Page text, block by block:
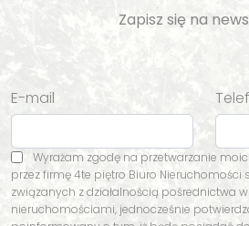
Zapisz się na
E-mail
Wyrażam zgodę na przetwarzanie
przez firmę 4te piętro Biuro Nieruchomości
związanych z działalnością pośrednictwa
nieruchomościami, jednocześnie